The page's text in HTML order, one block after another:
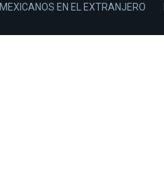
MEXICANOS EN EL EXTRANJERO